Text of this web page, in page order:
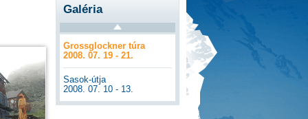
Galéria
Grossglockner túra
2008. 07. 19 - 21.
Sasok-útja
2008. 07. 10 - 13.